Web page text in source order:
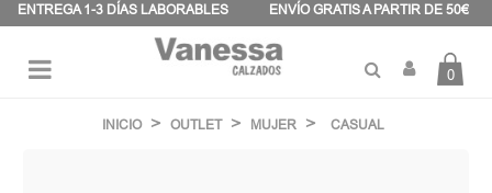
ENTREGA 1-3 DÍAS LABORABLES ENVÍO GRATIS A PARTIR DE 50€
palanca
0
INICIO OUTLET MUJER CASUAL
Panel de gestión de cookies